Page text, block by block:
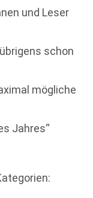
und Leser
schon
mögliche
Jahres“